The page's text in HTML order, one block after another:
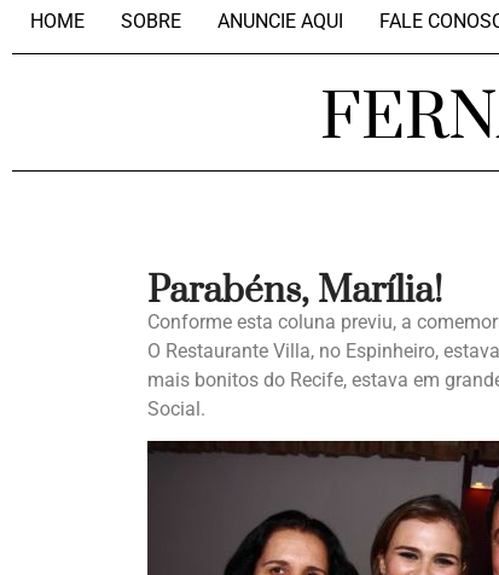
HOME SOBRE ANUNCIE AQUI FALE
Parabéns, Marília!
Conforme esta coluna previu, a
O Restaurante Villa, no Espinheiro,
mais bonitos do Recife, estava em
Social.